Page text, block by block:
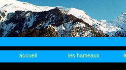
accueil les hameaux